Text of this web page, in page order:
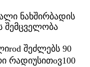
ნახშირბადის
შემცველობა
rod შეძლებს 90
რადიუსითoვ100